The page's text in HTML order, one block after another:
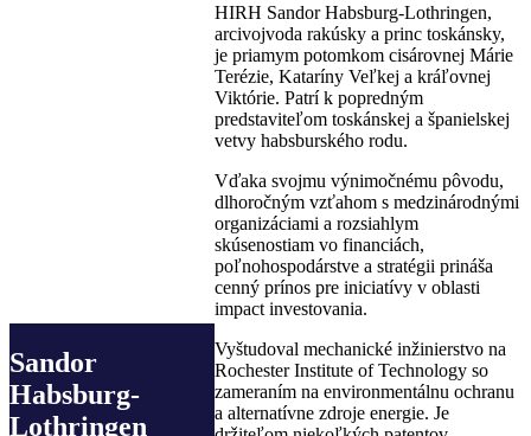
Sandor
Habsburg-
Lothringen
HIRH Sandor Habsburg-Lothringen,
arcivojvoda rakúsky a princ toskánsky,
je priamym potomkom cisárovnej Márie
Terézie, Kataríny Veľkej a kráľovnej
Viktórie. Patrí k popredným
predstaviteľom toskánskej a španielskej
vetvy habsburského rodu.
Vďaka svojmu výnimočnému pôvodu,
dlhoročným vzťahom s medzinárodnými
organizáciami a rozsiahlym
skúsenostiam vo financiách,
poľnohospodárstve a stratégii prináša
cenný prínos pre iniciatívy v oblasti
impact investovania.
Vyštudoval mechanické inžinierstvo na
Rochester Institute of Technology so
zameraním na environmentálnu ochranu
a alternatívne zdroje energie. Je